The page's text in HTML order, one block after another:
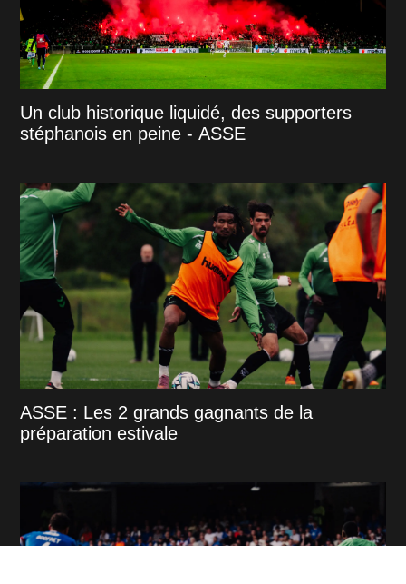
Un club historique liquidé, des supporters
stéphanois en peine - ASSE
ASSE : Les 2 grands gagnants de la
préparation estivale